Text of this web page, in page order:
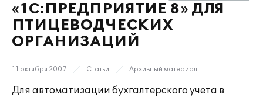
«1С:ПРЕДПРИЯТИЕ 8» ДЛЯ
ПТИЦЕВОДЧЕСКИХ
ОРГАНИЗАЦИЙ
11 октября 2007 Статьи Архивный материал
Для автоматизации бухгалтерского учета в